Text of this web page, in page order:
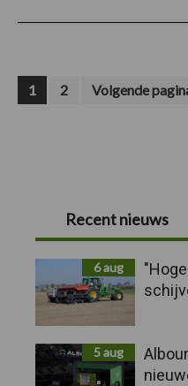
Pagina
1 Pagina
2
Ga
naar
Volgende
Primaire
Sidebar
Recent nieuws
6 aug
5 aug